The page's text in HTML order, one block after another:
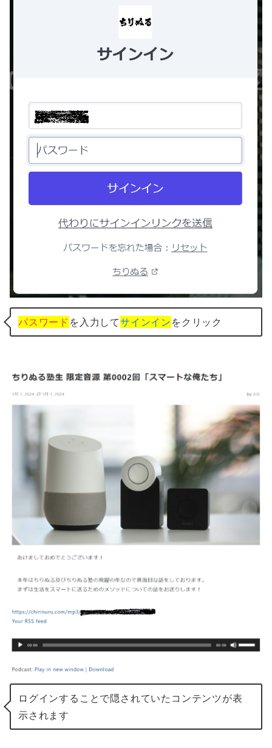
パスワード を入力してサインイン をクリック
ログインすることで隠されていたコンテンツが表
示されます